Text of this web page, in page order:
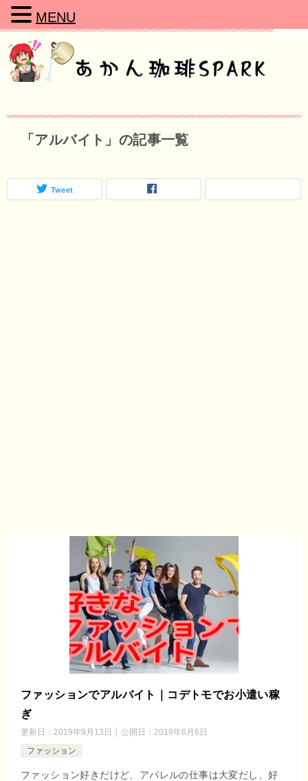
「アルバイト」の記事一覧
Tweet
ファッションでアルバイト｜コデトモでお小遣い稼
ぎ
更新日： 2019年9月13日 公開日： 2019年6月6日
ファッション
ファッション好きだけど、アパレルの仕事は大変だし、好
MENU